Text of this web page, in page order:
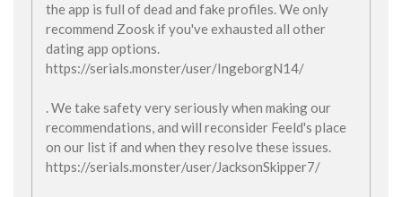
the app is full of dead and fake profiles. We only
recommend Zoosk if you've exhausted all other
dating app options.
https://serials.monster/user/IngeborgN14/
. We take safety very seriously when making our
recommendations, and will reconsider Feeld's place
on our list if and when they resolve these issues.
https://serials.monster/user/JacksonSkipper7/